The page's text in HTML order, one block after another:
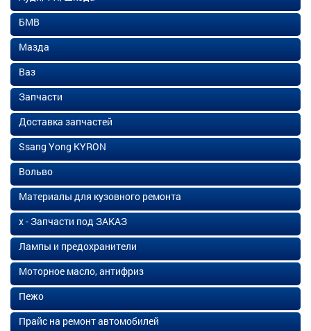
БМВ
Мазда
Ваз
Запчасти
Доставка запчастей
Ssang Yong KYRON
Вольво
Материалы для кузовного ремонта
х - Запчасти под ЗАКАЗ
Лампы и предохранители
Моторное масло, антифриз
Пежо
Прайс на ремонт автомобилей